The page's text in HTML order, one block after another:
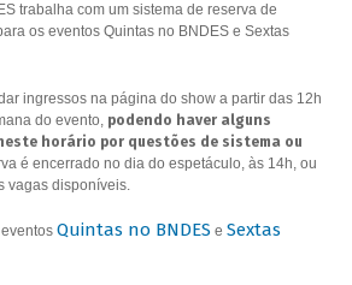
trabalha com um sistema de reserva de
os eventos Quintas no BNDES e Sextas
ingressos na página do show a partir das 12h
do evento, podendo haver alguns
horário por questões de sistema ou
é encerrado no dia do espetáculo, às 14h, ou
vagas disponíveis.
Quintas no BNDES e Sextas